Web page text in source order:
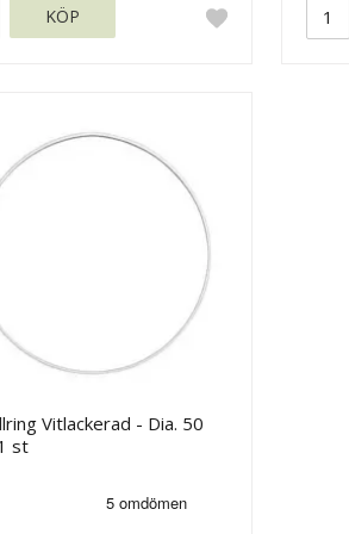
KÖP
Vitlackerad - Dia. 50
st